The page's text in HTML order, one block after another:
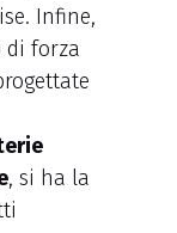
Infine,
forza
, si ha la